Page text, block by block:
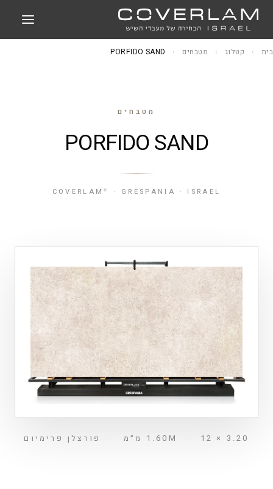
בית › קטלוג › מטבחים ›
PORFIDO SAND
מטבחים
PORFIDO SAND
COVERLAM® · GRESPANIA · ISRAEL
3.20 × 1.60M
· 12 מ״מ · פורצלן פרימיום